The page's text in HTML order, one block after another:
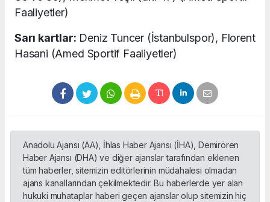
Faaliyetler)
Sarı kartlar: Deniz Tuncer (İstanbulspor), Florent
Hasani (Amed Sportif Faaliyetler)
Anadolu Ajansı (AA), İhlas Haber Ajansı (İHA), Demirören
Haber Ajansı (DHA) ve diğer ajanslar tarafından eklenen
tüm haberler, sitemizin editörlerinin müdahalesi olmadan
ajans kanallarından çekilmektedir. Bu haberlerde yer alan
hukuki muhataplar haberi geçen ajanslar olup sitemizin hiç